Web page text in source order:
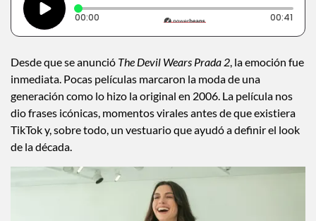
00:00 Tiempo transcurrido: 0 segundos 00:41
Desde que se anunció The Devil Wears Prada 2, la emoción fue
inmediata. Pocas películas marcaron la moda de una
generación como lo hizo la original en 2006. La película nos
dio frases icónicas, momentos virales antes de que existiera
TikTok y, sobre todo, un vestuario que ayudó a definir el look
de la década.